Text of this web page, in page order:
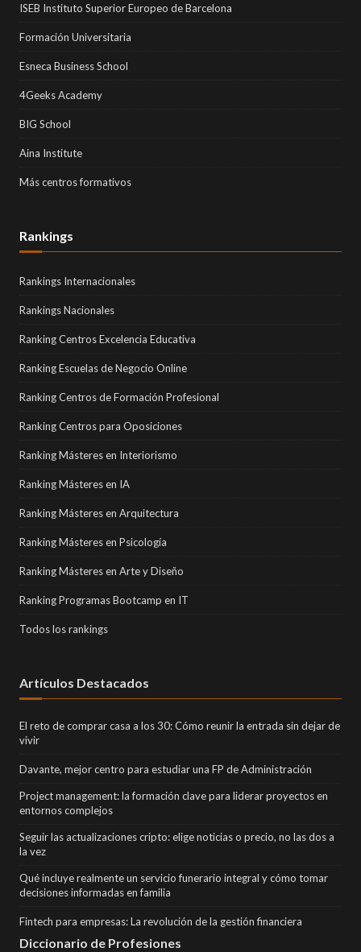
ISEB Instituto Superior Europeo de Barcelona
Formación Universitaria
Esneca Business School
4Geeks Academy
BIG School
Aina Institute
Más centros formativos
Rankings
Rankings Internacionales
Rankings Nacionales
Ranking Centros Excelencia Educativa
Ranking Escuelas de Negocio Online
Ranking Centros de Formación Profesional
Ranking Centros para Oposiciones
Ranking Másteres en Interiorismo
Ranking Másteres en IA
Ranking Másteres en Arquitectura
Ranking Másteres en Psicología
Ranking Másteres en Arte y Diseño
Ranking Programas Bootcamp en IT
Todos los rankings
Artículos Destacados
El reto de comprar casa a los 30: Cómo reunir la entrada sin dejar de
vivir
Davante, mejor centro para estudiar una FP de Administración
Project management: la formación clave para liderar proyectos en
entornos complejos
Seguir las actualizaciones cripto: elige noticias o precio, no las dos a
la vez
Qué incluye realmente un servicio funerario integral y cómo tomar
decisiones informadas en familia
Fintech para empresas: La revolución de la gestión financiera
Diccionario de Profesiones